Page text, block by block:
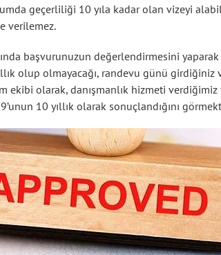
geçerliliği 10 yıla kadar olan vizeyi
verilemez.
başvurunuzun değerlendirmesini yaparak
olup olmayacağı, randevu günü girdiğiniz
ekibi olarak, danışmanlık hizmeti
10 yıllık olarak sonuçlandığını